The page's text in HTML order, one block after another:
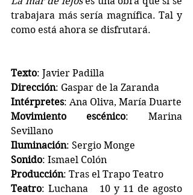
trabajara más sería magnífica. Tal y
como está ahora se disfrutará.
Texto: Javier Padilla
Dirección: Gaspar de la Zaranda
Intérpretes: Ana Oliva, María Duarte
Movimiento escénico: Marina
Sevillano
Iluminación: Sergio Monge
Sonido: Ismael Colón
Producción: Tras el Trapo Teatro
Teatro: Luchana   10 y 11 de agosto